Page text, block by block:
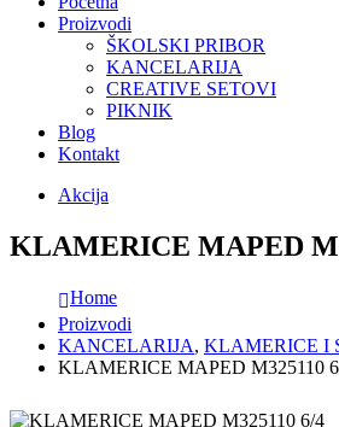
Proizvodi
ŠKOLSKI PRIBOR
KANCELARIJA
CREATIVE SETOVI
PIKNIK
Blog
Kontakt
Akcija
KLAMERICE MAPED
Home
Proizvodi
KANCELARIJA, KLAMERICE I
KLAMERICE MAPED M325110